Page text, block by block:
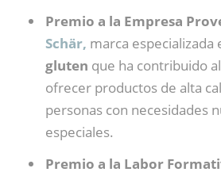
Premio a la Empresa
Schär, marca especializada
gluten que ha contribuido
ofrecer productos de alta
personas con necesidades
especiales.
Premio a la Labor